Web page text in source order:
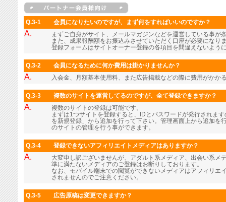
Q.3-1 会員になりたいのですが、まず何をすればいいのですか？
A.
まずご自身がサイト、メールマガジンなどを運営している事が
また、成果報酬額をお振込みさせていただく口座が必要になり
登録フォームはサイトオーナー登録の各項目を間違えないよう
Q.3-2 会員になるために何か費用は掛かりませんか？
A. 入会金、月額基本使用料、また広告掲載などの際に費用がかか
Q.3-3 複数のサイトを運営してるのですが、全て登録できますか？
A.
複数のサイトの登録は可能です。
まずは1つサイトを登録すると、IDとパスワードが発行されま
を新規登録」から追加を行って下さい。管理画面上から追加を
のサイトの管理を行う事ができます。
Q.3-4 登録できないアフィリエイトメディアはありますか？
A.
大変申し訳ございませんが、アダルト系メディア、出会い系メ
準に満たないメディアのご登録はお断りしております。
なお、モバイル端末での閲覧ができないメディアはアフィリエ
されませんのでご注意ください。
Q.3-5 広告原稿は変更できますか？